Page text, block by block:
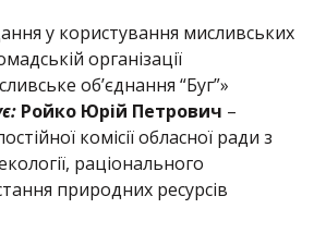
у користування мисливських
організації
об’єднання “Буг”»
Ройко Юрій Петрович –
комісії обласної ради з
раціонального
природних ресурсів